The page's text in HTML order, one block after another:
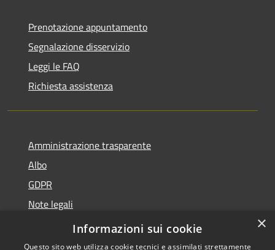
Prenotazione appuntamento
Segnalazione disservizio
Leggi le FAQ
Richiesta assistenza
Amministrazione trasparente
Albo
GDPR
Note legali
Dichiarazione di accessibilità
×
Informazioni sui cookie
Questo sito web utilizza cookie tecnici e assimilati strettamente